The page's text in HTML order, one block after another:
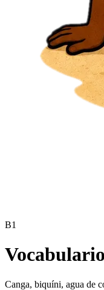
B1
Canga, biquíni, agua de